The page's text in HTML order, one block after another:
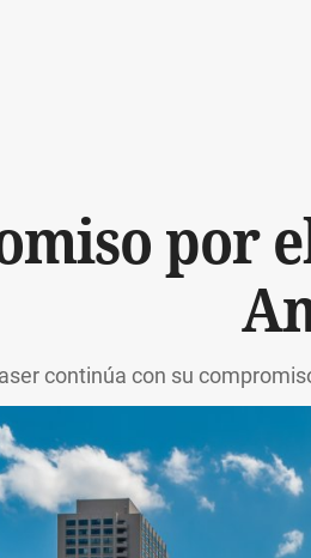
por
continúa con su